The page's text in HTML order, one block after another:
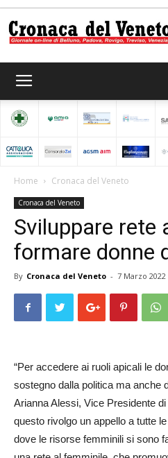
del
Home Cronaca del Veneto
Cronaca del Veneto
Sviluppare rete
formare donne
By Cronaca del Veneto - 7 Marzo 2022
“Per accedere ai ruoli apicali le
sostegno dalla politica ma anche
Arianna Alessi, Vice Presidente
questo rivolgo un appello a tutte
dove le risorse femminili si sono